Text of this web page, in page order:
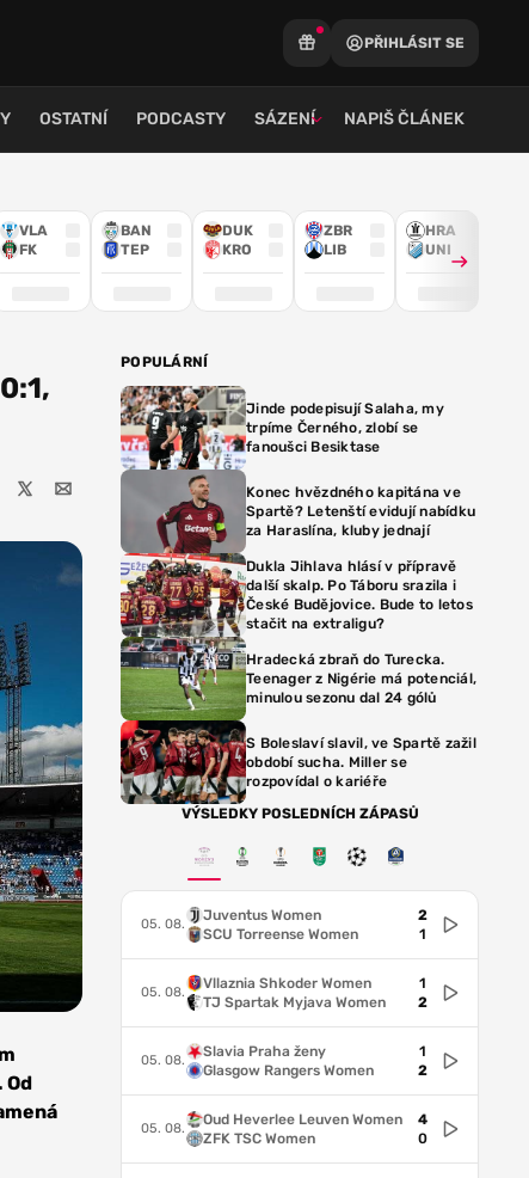
PŘIHLÁSIT SE
OSTATNÍ PODCASTY SÁZENÍ NAPIŠ ČLÁNEK
VLA
FK
BAN
TEP
DUK
KRO
ZBR
LIB
HRA
UNI
Od
POPULÁRNÍ
Jinde podepisují Salaha, my
trpíme Černého, zlobí se
fanoušci Besiktase
Konec hvězdného kapitána ve
Spartě? Letenští evidují nabídku
za Haraslína, kluby jednají
Dukla Jihlava hlásí v přípravě
další skalp. Po Táboru srazila i
České Budějovice. Bude to letos
stačit na extraligu?
Hradecká zbraň do Turecka.
Teenager z Nigérie má potenciál,
minulou sezonu dal 24 gólů
S Boleslaví slavil, ve Spartě zažil
období sucha. Miller se
rozpovídal o kariéře
VÝSLEDKY POSLEDNÍCH ZÁPASŮ
05. 08.
Juventus Women
SCU Torreense Women
2
1
05. 08.
Vllaznia Shkoder Women
TJ Spartak Myjava Women
1
2
05. 08.
Slavia Praha ženy
Glasgow Rangers Women
1
2
05. 08.
Oud Heverlee Leuven Women
ZFK TSC Women
4
0